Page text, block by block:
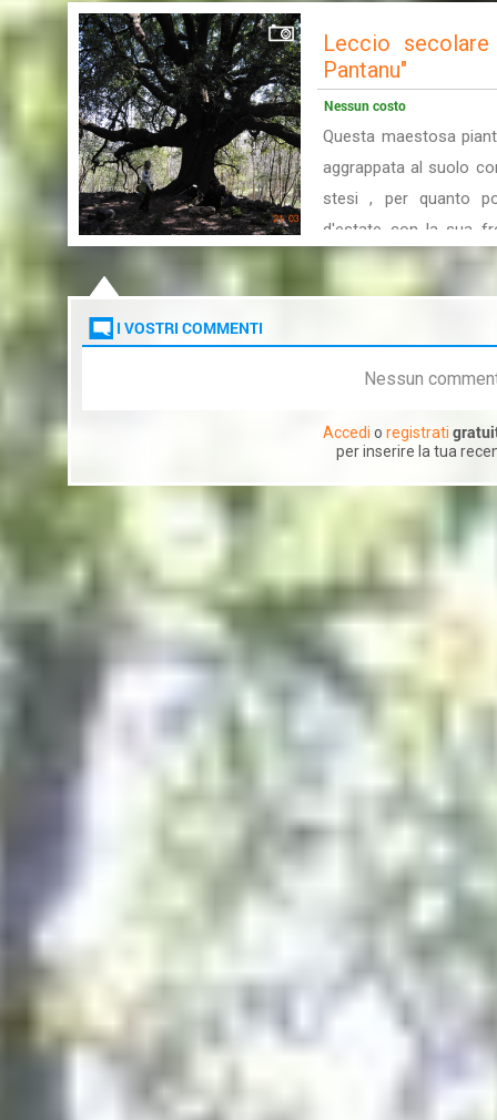
Leccio
Pantanu"
Nessun costo
Questa maestosa
aggrappata al suolo
stesi , per quanto
d'estate con la sua
umidi e piovigginosi (
nnuvulatu ) , la cui v...
I VOSTRI COMMENTI
Nessun
Accedi o registrati
per inserire la tua